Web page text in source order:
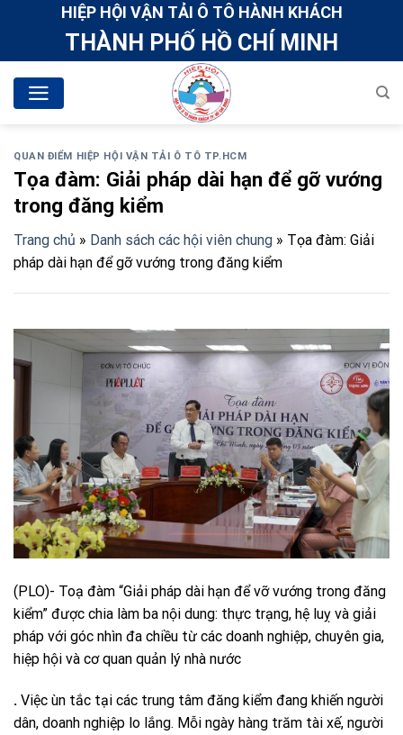
HIỆP HỘI VẬN TẢI Ô TÔ HÀNH KHÁCH
THÀNH PHỐ HỒ CHÍ MINH
QUAN ĐIỂM HIỆP HỘI VẬN TẢI Ô TÔ TP.HCM
Tọa đàm: Giải pháp dài hạn để gỡ vướng
trong đăng kiểm
Trang chủ » Danh sách các hội viên chung » Tọa đàm: Giải
pháp dài hạn để gỡ vướng trong đăng kiểm
(PLO)- Toạ đàm “Giải pháp dài hạn để vỡ vướng trong đăng
kiểm” được chia làm ba nội dung: thực trạng, hệ luỵ và giải
pháp với góc nhìn đa chiều từ các doanh nghiệp, chuyên gia,
hiệp hội và cơ quan quản lý nhà nước
. Việc ùn tắc tại các trung tâm đăng kiểm đang khiến người
dân, doanh nghiệp lo lắng. Mỗi ngày hàng trăm tài xế, người